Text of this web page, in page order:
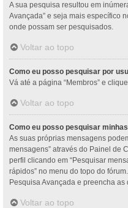
A sua pesquisa resultou em
Avançada” e seja mais específico
onde possam ser pesquisados.
Voltar ao topo
Como eu posso pesquisar por
Vá até a página “Membros” e
Voltar ao topo
Como eu posso pesquisar
As suas próprias mensagens
mensagens” através do Painel de
perfil clicando em “Pesquisar
rápidos” no menu do topo do
Pesquisa Avançada e preencha
Voltar ao topo